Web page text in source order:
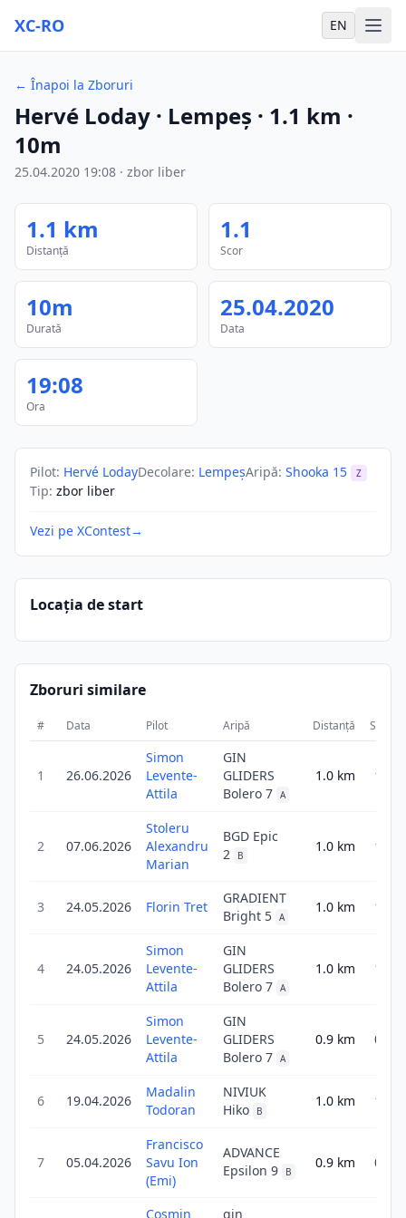
XC-RO EN
← Înapoi la Zboruri
Hervé Loday · Lempeş · 1.1 km ·
10m
25.04.2020 19:08 · zbor liber
1.1 km
Distanță
1.1
Scor
10m
Durată
25.04.2020
Data
19:08
Ora
Pilot: Hervé LodayDecolare: LempeşAripă: Shooka 15 Z
Tip: zbor liber
Vezi pe XContest→
Locația de start
Zboruri similare
# Data Pilot Aripă Distanță Scor
1 26.06.2026
Simon
Levente-
Attila
GIN
GLIDERS
Bolero 7 A
1.0 km 1.0
2 07.06.2026
Stoleru
Alexandru
Marian
BGD Epic
2
B
1.0 km 1.0
3 24.05.2026 Florin Tret
GRADIENT
Bright 5 A
1.0 km 1.0
4 24.05.2026
Simon
Levente-
Attila
GIN
GLIDERS
Bolero 7 A
1.0 km 1.0
5 24.05.2026
Simon
Levente-
Attila
GIN
GLIDERS
Bolero 7 A
0.9 km 0.9
6 19.04.2026
Madalin
Todoran
NIVIUK
Hiko
B
1.0 km 1.0
7 05.04.2026
Francisco
Savu Ion
(Emi)
ADVANCE
Epsilon 9
B
0.9 km 0.9
Cosmin gin